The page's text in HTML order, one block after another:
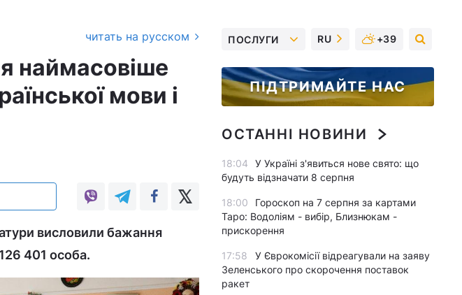
читать на русском
наймасовіше
мови і
висловили бажання
401 особа.
ПОСЛУГИ RU +39
ПІДТРИМАЙТЕ НАС
ОСТАННІ НОВИНИ
18:04
У Україні з'явиться нове свято: що
будуть відзначати 8 серпня
18:00
Гороскоп на 7 серпня за картами
Таро: Водоліям - вибір, Близнюкам -
прискорення
17:58
У Єврокомісії відреагували на заяву
Зеленського про скорочення поставок
ракет